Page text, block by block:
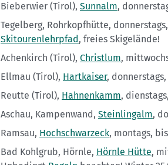
Bieberwier (Tirol), Sunnalm,
Tegelberg, Rohrkopfhütte,
Skitourenlehrpfad , freies Skigelände!
Achenkirch (Tirol), Christlum,
Ellmau (Tirol), Hartkaiser, donnerstags,
Reutte (Tirol), Hahnenkamm,
Aschau, Kampenwand, Steinlingalm,
Ramsau, Hochschwarzeck, montags,
Bad Kohlgrub, Hörnle, Hörnle Hütte,